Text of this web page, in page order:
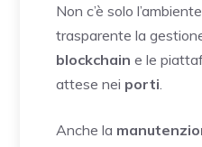
Non c’è solo
trasparente la
blockchain e le
attese nei porti
Anche la